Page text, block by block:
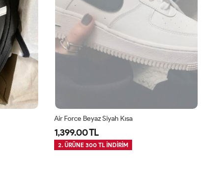
Air Force Beyaz Siyah Kısa
1,399.00 TL
2. ÜRÜNE 300 TL İNDİRİM